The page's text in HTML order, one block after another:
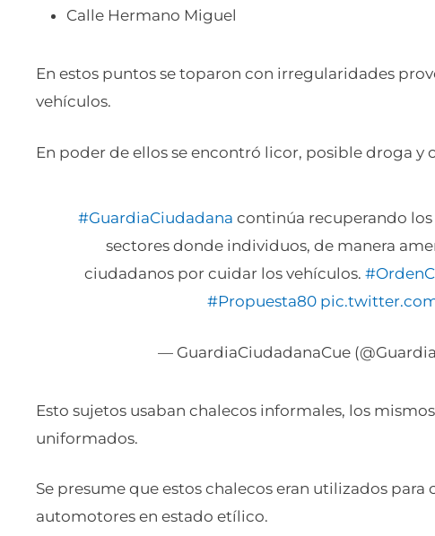
Calle Hermano Miguel
En estos puntos se toparon con irregularidades
vehículos.
En poder de ellos se encontró licor, posible droga y
#GuardiaCiudadana continúa recuperando
sectores donde individuos, de manera
ciudadanos por cuidar los vehículos.
#Propuesta80
— GuardiaCiudadanaCue
Esto sujetos usaban chalecos informales, los
uniformados.
Se presume que estos chalecos eran utilizados
automotores en estado etílico.